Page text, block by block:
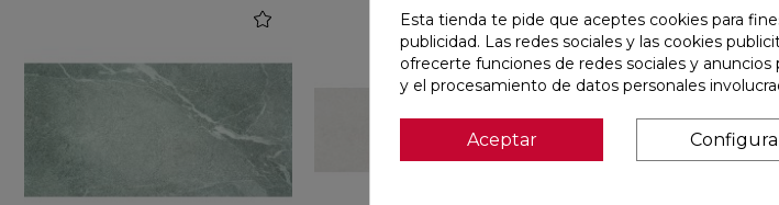
favorite favorite
Esta tienda te pide que aceptes cookies para
publicidad. Las redes sociales y las cookies
ofrecerte funciones de redes sociales y
y el procesamiento de datos personales
Aceptar